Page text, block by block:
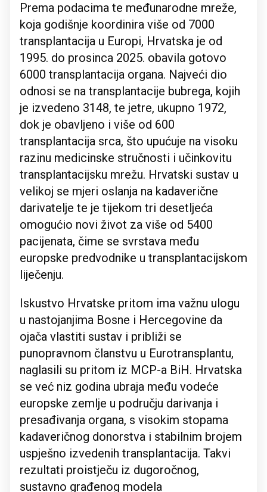
Prema podacima te međunarodne mreže,
koja godišnje koordinira više od 7000
transplantacija u Europi, Hrvatska je od
1995. do prosinca 2025. obavila gotovo
6000 transplantacija organa. Najveći dio
odnosi se na transplantacije bubrega, kojih
je izvedeno 3148, te jetre, ukupno 1972,
dok je obavljeno i više od 600
transplantacija srca, što upućuje na visoku
razinu medicinske stručnosti i učinkovitu
transplantacijsku mrežu. Hrvatski sustav u
velikoj se mjeri oslanja na kadaverične
darivatelje te je tijekom tri desetljeća
omogućio novi život za više od 5400
pacijenata, čime se svrstava među
europske predvodnike u transplantacijskom
liječenju.
Iskustvo Hrvatske pritom ima važnu ulogu
u nastojanjima Bosne i Hercegovine da
ojača vlastiti sustav i približi se
punopravnom članstvu u Eurotransplantu,
naglasili su pritom iz MCP-a BiH. Hrvatska
se već niz godina ubraja među vodeće
europske zemlje u području darivanja i
presađivanja organa, s visokim stopama
kadaveričnog donorstva i stabilnim brojem
uspješno izvedenih transplantacija. Takvi
rezultati proistječu iz dugoročnog,
sustavno građenog modela